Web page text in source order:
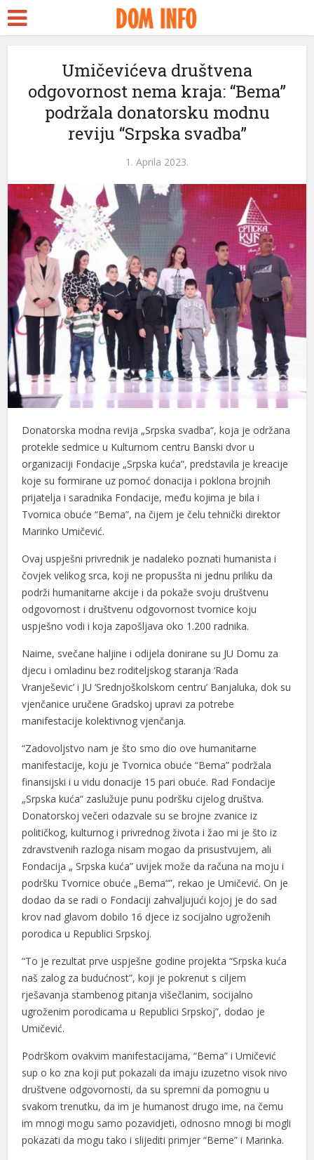
Umičevićeva društvena
odgovornost nema kraja: “Bema”
podržala donatorsku modnu
reviju “Srpska svadba”
1. Aprila 2023.
Donatorska modna revija „Srpska svadba“, koja je održana
protekle sedmice u Kulturnom centru Banski dvor u
organizaciji Fondacije „Srpska kuća“, predstavila je kreacije
koje su formirane uz pomoć donacija i poklona brojnih
prijatelja i saradnika Fondacije, među kojima je bila i
Tvornica obuće “Bema”, na čijem je čelu tehnički direktor
Marinko Umičević.
Ovaj uspješni privrednik je nadaleko poznati humanista i
čovjek velikog srca, koji ne propusšta ni jednu priliku da
podrži humanitarne akcije i da pokaže svoju društvenu
odgovornost i društvenu odgovornost tvornice koju
uspješno vodi i koja zapošljava oko 1.200 radnika.
Naime, svečane haljine i odijela donirane su JU Domu za
djecu i omladinu bez roditeljskog staranja ‘Rada
Vranješevic’ i JU ‘Srednjoškolskom centru’ Banjaluka, dok su
vjenčanice uručene Gradskoj upravi za potrebe
manifestacije kolektivnog vjenčanja.
“Zadovoljstvo nam je što smo dio ove humanitarne
manifestacije, koju je Tvornica obuće “Bema” podržala
finansijski i u vidu donacije 15 pari obuće. Rad Fondacije
„Srpska kuća“ zaslužuje punu podršku cijelog društva.
Donatorskoj večeri odazvale su se brojne zvanice iz
političkog, kulturnog i privrednog života i žao mi je što iz
zdravstvenih razloga nisam mogao da prisustvujem, ali
Fondacija „ Srpska kuća” uvijek može da računa na moju i
podršku Tvornice obuće „Bema“”, rekao je Umičević. On je
dodao da se radi o Fondaciji zahvaljujući kojoj je do sad
krov nad glavom dobilo 16 djece iz socijalno ugroženih
porodica u Republici Srpskoj.
“To je rezultat prve uspješne godine projekta “Srpska kuća
naš zalog za budućnost”, koji je pokrenut s ciljem
rješavanja stambenog pitanja višečlanim, socijalno
ugroženim porodicama u Republici Srpskoj”, dodao je
Umičević.
Podrškom ovakvim manifestacijama, “Bema” i Umičević
sup o ko zna koji put pokazali da imaju izuzetno visok nivo
društvene odgovornosti, da su spremni da pomognu u
svakom trenutku, da im je humanost drugo ime, na čemu
im mnogi mogu samo pozavidjeti, odnosno mnogi bi mogli
pokazati da mogu tako i slijediti primjer “Beme” i Marinka.